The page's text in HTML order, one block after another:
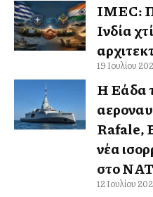
IMEC:
Ινδία
19 Ιουλίου
Η
Rafale,
νέα
στο
12 Ιουλίου